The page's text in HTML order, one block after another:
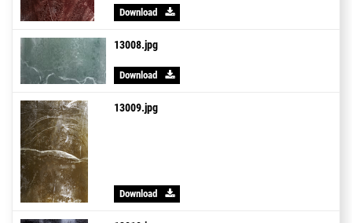
Download
13008.jpg
Download
13009.jpg
Download